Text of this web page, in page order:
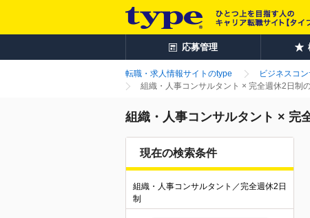
応募管理
転職・求人情報サイトのtype ビジネスコ
組織・人事コンサルタント × 完全週休2日制
組織・人事コンサルタント × 完
現在の検索条件
組織・人事コンサルタント／完全週休2日
制